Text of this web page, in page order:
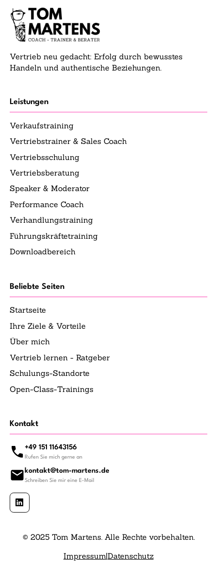
Vertrieb neu gedacht: Erfolg durch bewusstes
Handeln und authentische Beziehungen.
Leistungen
Verkaufstraining
Vertriebstrainer & Sales Coach
Vertriebsschulung
Vertriebsberatung
Speaker & Moderator
Performance Coach
Verhandlungstraining
Führungskräftetraining
Downloadbereich
Beliebte Seiten
Startseite
Ihre Ziele & Vorteile
Über mich
Vertrieb lernen - Ratgeber
Schulungs-Standorte
Open-Class-Trainings
Kontakt
+49 151 11643156
Rufen Sie mich gerne an
kontakt@tom-martens.de
Schreiben Sie mir eine E-Mail
© 2025 Tom Martens. Alle Rechte vorbehalten.
Impressum|Datenschutz